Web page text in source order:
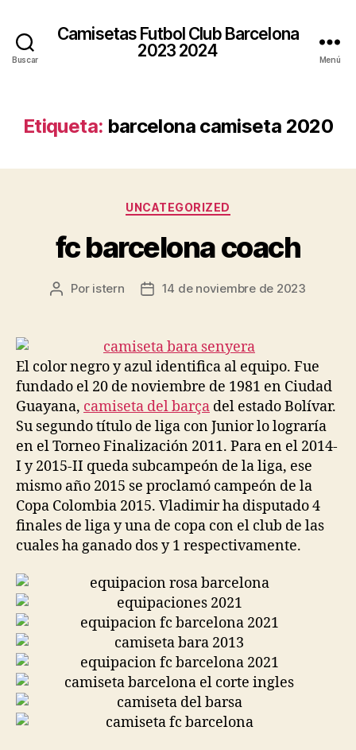
Buscar
Camisetas Futbol Club Barcelona
2023 2024
Menú
Etiqueta: barcelona camiseta 2020
Categorías
UNCATEGORIZED
fc barcelona coach
Autor
Por istern
Fecha
entrada
14 de noviembre de 2023
El color negro y azul identifica al equipo. Fue
fundado el 20 de noviembre de 1981 en Ciudad
Guayana, camiseta del barça del estado Bolívar.
Su segundo título de liga con Junior lo lograría
en el Torneo Finalización 2011. Para en el 2014-
I y 2015-II queda subcampeón de la liga, ese
mismo año 2015 se proclamó campeón de la
Copa Colombia 2015. Vladimir ha disputado 4
finales de liga y una de copa con el club de las
cuales ha ganado dos y 1 respectivamente.